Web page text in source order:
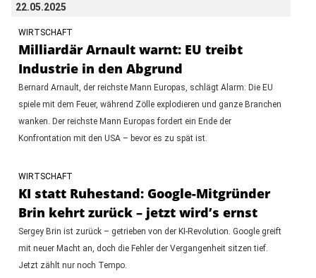
22.05.2025
WIRTSCHAFT
Milliardär Arnault warnt: EU treibt
Industrie in den Abgrund
Bernard Arnault, der reichste Mann Europas, schlägt Alarm: Die EU
spiele mit dem Feuer, während Zölle explodieren und ganze Branchen
wanken. Der reichste Mann Europas fordert ein Ende der
Konfrontation mit den USA – bevor es zu spät ist.
WIRTSCHAFT
KI statt Ruhestand: Google-Mitgründer
Brin kehrt zurück – jetzt wird’s ernst
Sergey Brin ist zurück – getrieben von der KI-Revolution. Google greift
mit neuer Macht an, doch die Fehler der Vergangenheit sitzen tief.
Jetzt zählt nur noch Tempo.